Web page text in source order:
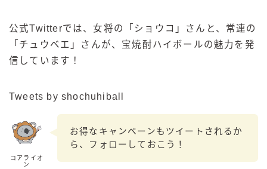
公式Twitterでは、女将の「ショウコ」さんと、常連の
「チュウベエ」さんが、宝焼酎ハイボールの魅力を発
信しています！
Tweets by shochuhiball
コアライオ
ン
お得なキャンペーンもツイートされるか
ら、フォローしておこう！